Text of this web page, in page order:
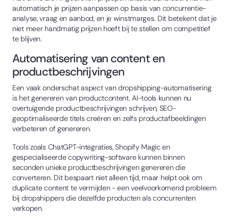
automatisch je prijzen aanpassen op basis van concurrentie-
analyse, vraag en aanbod, en je winstmarges. Dit betekent dat je
niet meer handmatig prijzen hoeft bij te stellen om competitief
te blijven.
Automatisering van content en
productbeschrijvingen
Een vaak onderschat aspect van dropshipping-automatisering
is het genereren van productcontent. AI-tools kunnen nu
overtuigende productbeschrijvingen schrijven, SEO-
geoptimaliseerde titels creëren en zelfs productafbeeldingen
verbeteren of genereren.
Tools zoals ChatGPT-integraties, Shopify Magic en
gespecialiseerde copywriting-software kunnen binnen
seconden unieke productbeschrijvingen genereren die
converteren. Dit bespaart niet alleen tijd, maar helpt ook om
duplicate content te vermijden - een veelvoorkomend probleem
bij dropshippers die dezelfde producten als concurrenten
verkopen.